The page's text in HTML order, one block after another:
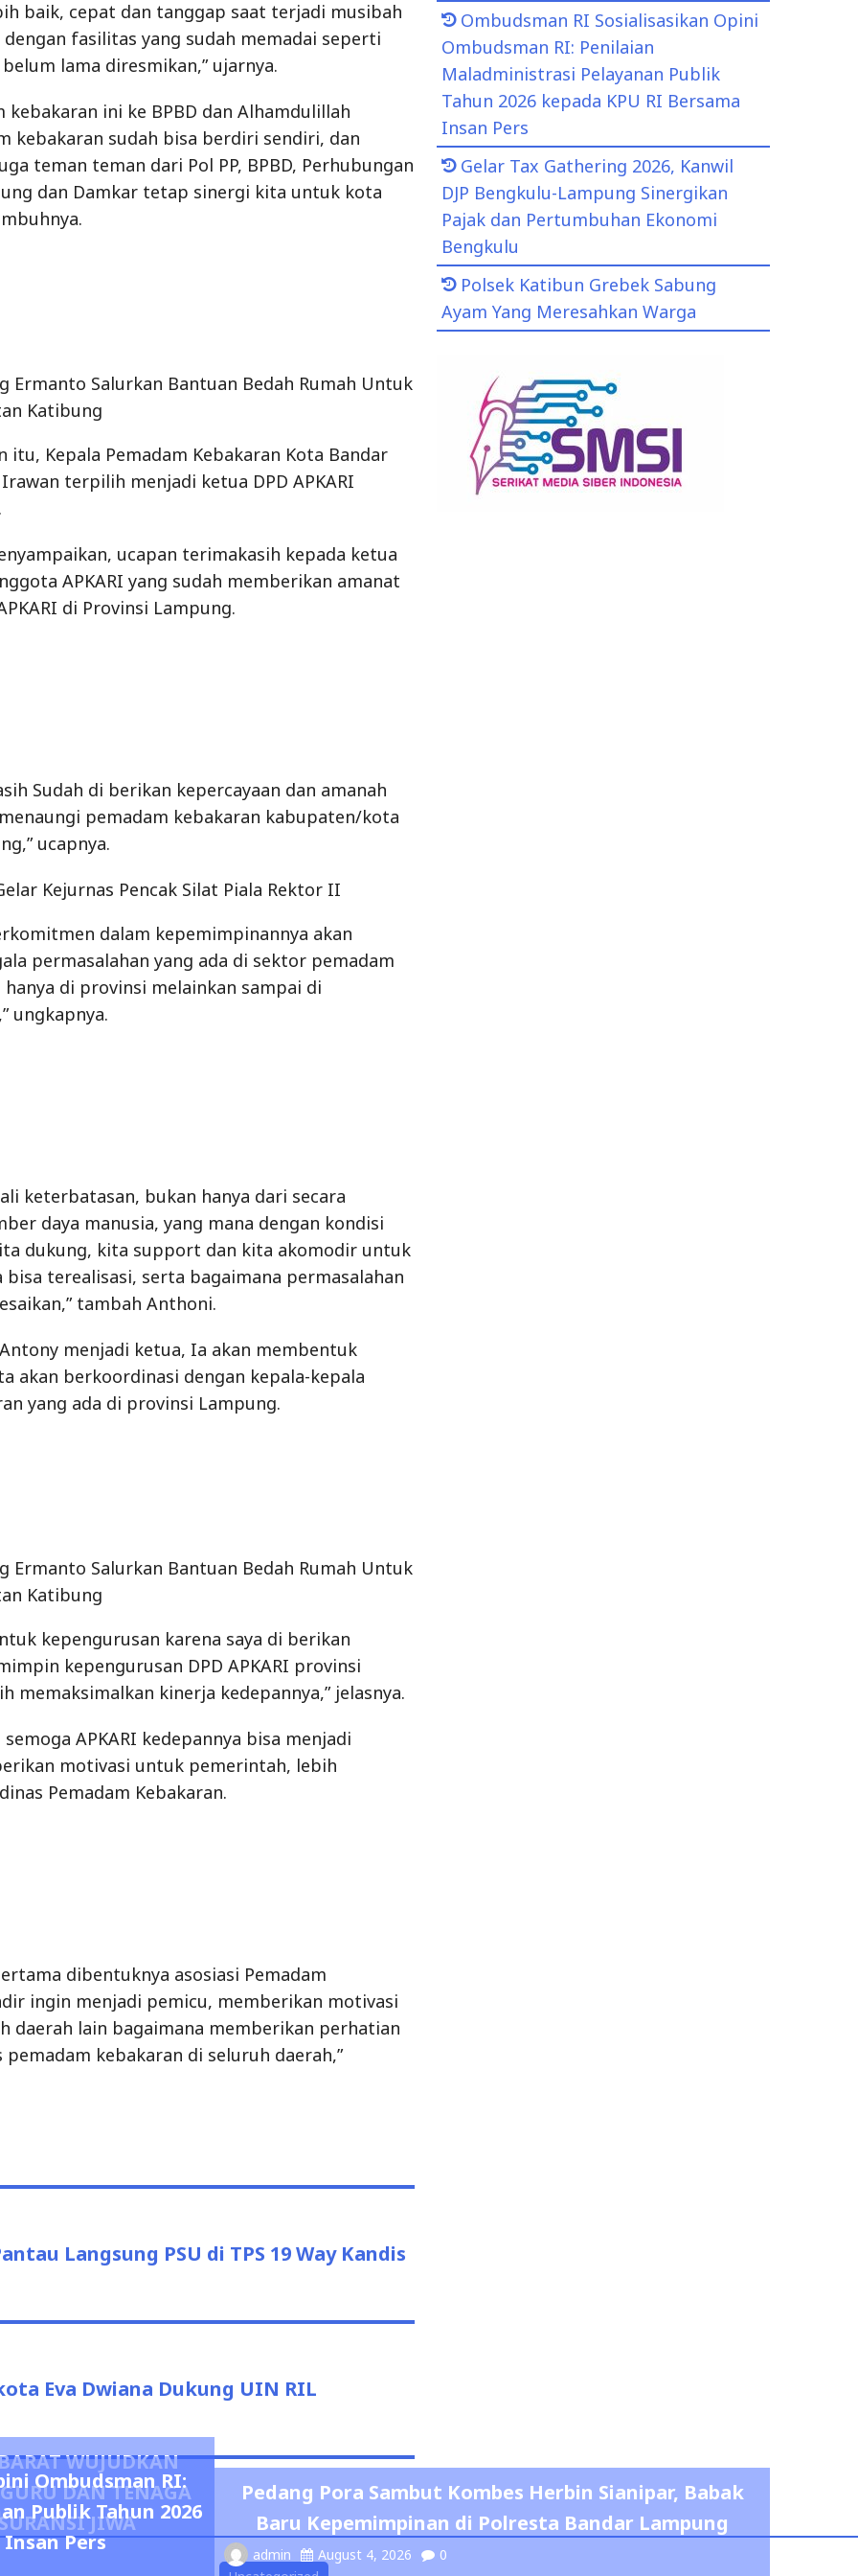
baik, cepat dan tanggap saat terjadi musibah
fasilitas yang sudah memadai seperti
lama diresmikan,” ujarnya.
kebakaran ini ke BPBD dan Alhamdulillah
kebakaran sudah bisa berdiri sendiri, dan
teman teman dari Pol PP, BPBD, Perhubungan
dan Damkar tetap sinergi kita untuk kota
Ermanto Salurkan Bantuan Bedah Rumah Untuk
Katibung
itu, Kepala Pemadam Kebakaran Kota Bandar
terpilih menjadi ketua DPD APKARI
ucapan terimakasih kepada ketua
APKARI yang sudah memberikan amanat
di Provinsi Lampung.
Sudah di berikan kepercayaan dan amanah
pemadam kebakaran kabupaten/kota
ucapnya.
Kejurnas Pencak Silat Piala Rektor II
dalam kepemimpinannya akan
permasalahan yang ada di sektor pemadam
hanya di provinsi melainkan sampai di
ungkapnya.
keterbatasan, bukan hanya dari secara
daya manusia, yang mana dengan kondisi
dukung, kita support dan kita akomodir untuk
bisa terealisasi, serta bagaimana permasalahan
tambah Anthoni.
menjadi ketua, Ia akan membentuk
akan berkoordinasi dengan kepala-kepala
yang ada di provinsi Lampung.
Ermanto Salurkan Bantuan Bedah Rumah Untuk
Katibung
kepengurusan karena saya di berikan
kepengurusan DPD APKARI provinsi
memaksimalkan kinerja kedepannya,” jelasnya.
APKARI kedepannya bisa menjadi
motivasi untuk pemerintah, lebih
Pemadam Kebakaran.
dibentuknya asosiasi Pemadam
ingin menjadi pemicu, memberikan motivasi
daerah lain bagaimana memberikan perhatian
kebakaran di seluruh daerah,”
Langsung PSU di TPS 19 Way Kandis
Eva Dwiana Dukung UIN RIL
Ombudsman RI Sosialisasikan Opini
Ombudsman RI: Penilaian
Maladministrasi Pelayanan Publik
Tahun 2026 kepada KPU RI Bersama
Insan Pers
Gelar Tax Gathering 2026, Kanwil
DJP Bengkulu-Lampung Sinergikan
Pajak dan Pertumbuhan Ekonomi
Bengkulu
Polsek Katibun Grebek Sabung
Ayam Yang Meresahkan Warga
WUJUDKAN
DAN TENAGA
JIWA
Pedang Pora Sambut Kombes Herbin Sianipar, Babak
Baru Kepemimpinan di Polresta Bandar Lampung
admin August 4, 2026 0
Ombudsman RI:
Publik Tahun 2026
Pers